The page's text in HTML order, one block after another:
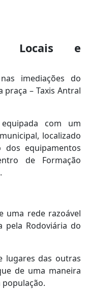
Locais e
imediações do
– Taxis Antral
com um
localizado
equipamentos
de Formação
uma rede razoável
pela Rodoviária do
lugares das outras
de uma maneira
população.